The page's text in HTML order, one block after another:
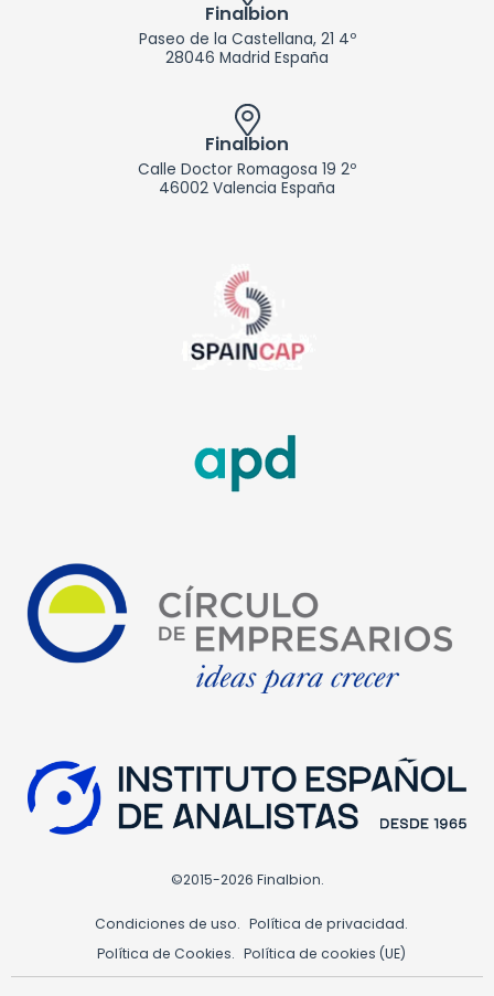
Finalbion
Paseo de la Castellana, 21 4º
28046 Madrid España
Finalbion
Calle Doctor Romagosa 19 2º
46002 Valencia España
©2015-2026 Finalbion.
Condiciones de uso. Política de privacidad.
Política de Cookies. Política de cookies (UE)